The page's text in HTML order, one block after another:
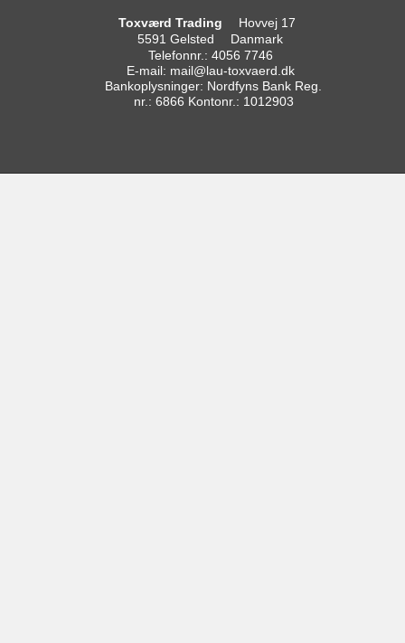
Toxværd Trading
Hovvej 17
5591 Gelsted
Danmark
Telefonnr. : 4056 7746
E-mail: mail@lau-toxvaerd.dk
Bankoplysninger: Nordfyns Bank Reg.
nr.: 6866 Kontonr.: 1012903